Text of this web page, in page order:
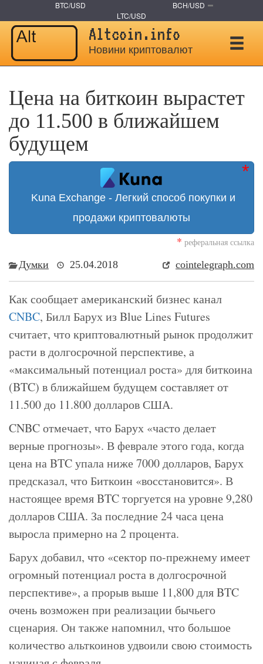
BTC/USD
BCH/USD
LTC/USD
Altcoin.info
Новини криптовалют
Цена на биткоин вырастет
до 11.500 в ближайшем
будущем
Kuna Exchange - Легкий способ покупки и
продажи криптовалюты
* реферальная ссылка
Думки 25.04.2018 cointelegraph.com
Как сообщает американский бизнес канал
CNBC, Билл Барух из Blue Lines Futures
считает, что криптовалютный рынок продолжит
расти в долгосрочной перспективе, а
«максимальный потенциал роста» для биткоина
(BTC) в ближайшем будущем составляет от
11.500 до 11.800 долларов США.
CNBC отмечает, что Барух «часто делает
верные прогнозы». В феврале этого года, когда
цена на BTC упала ниже 7000 долларов, Барух
предсказал, что Биткоин «восстановится». В
настоящее время BTC торгуется на уровне 9,280
долларов США. За последние 24 часа цена
выросла примерно на 2 процента.
Барух добавил, что «сектор по-прежнему имеет
огромный потенциал роста в долгосрочной
перспективе», а прорыв выше 11,800 для BTC
очень возможен при реализации бычьего
сценария. Он также напомнил, что большое
количество альткоинов удвоили свою стоимость